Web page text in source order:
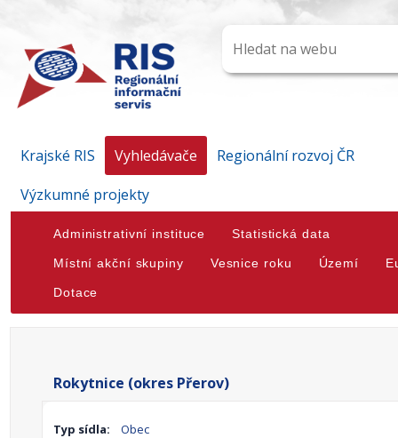
Krajské RIS Vyhledávače
Regionální rozvoj ČR
Výzkumné projekty
Administrativní instituce Statistická data
Místní akční skupiny Vesnice roku Území
Dotace
Rokytnice (okres Přerov)
Typ sídla:
Obec